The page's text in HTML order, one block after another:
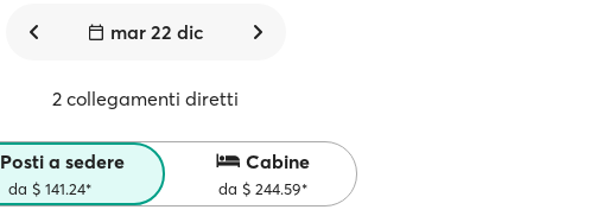
mar 22 dic
2 collegamenti diretti
Posti a sedere
da $ 141.24*
Cabine
da $ 244.59*